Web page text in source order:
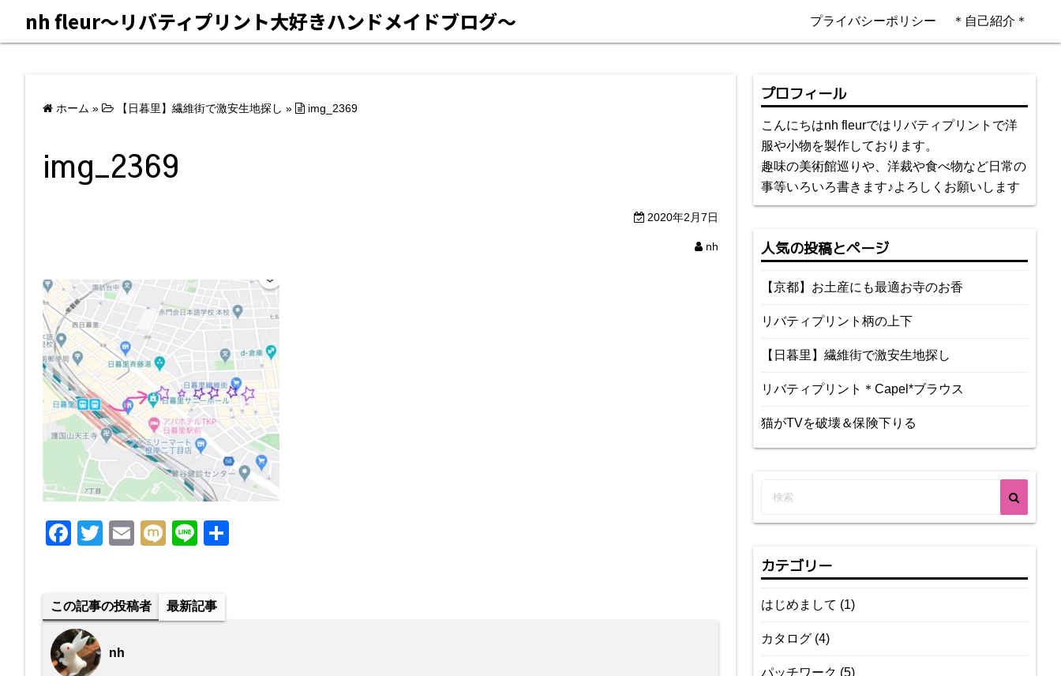
nh fleur〜リバティプリント大好きハンドメイドブログ〜 プライバシーポリシー ＊自己紹介＊
ホーム » 【日暮里】繊維街で激安生地探し » img_2369
img_2369
2020年2月7日
nh
F
e
b
o
T
er
E
M
Li
この記事の投稿者 最新記事
nh
プロフィール
こんにちはnh fleurではリバティプリントで洋
服や小物を製作しております。
趣味の美術館巡りや、洋裁や食べ物など日常の
事等いろいろ書きます♪よろしくお願いします
人気の投稿とページ
【京都】お土産にも最適お寺のお香
リバティプリント柄の上下
【日暮里】繊維街で激安生地探し
リバティプリント＊Capel*ブラウス
猫がTVを破壊＆保険下りる
カテゴリー
はじめまして (1)
カタログ (4)
パッチワーク (5)